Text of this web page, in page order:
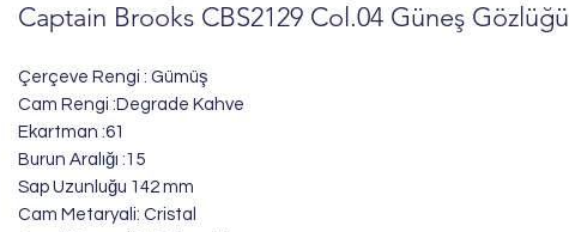
Captain Brooks CBS2129 Col.04 Güneş Gözlüğü
Çerçeve Rengi : Gümüş
Cam Rengi :Degrade Kahve
Ekartman :61
Burun Aralığı :15
Sap Uzunluğu 142 mm
Cam Metaryali: Cristal